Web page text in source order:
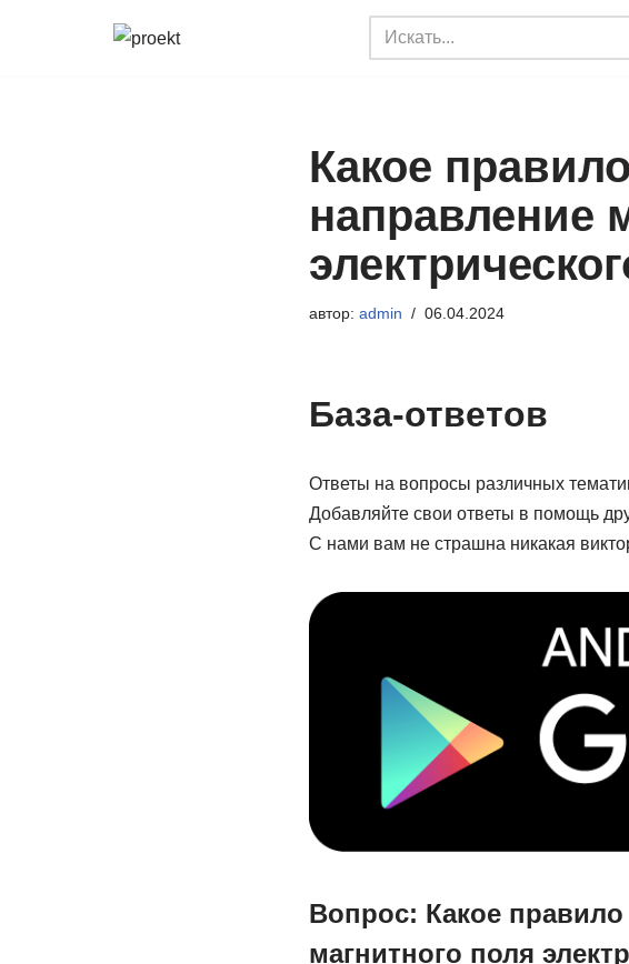
Какое
направление
автор: admin 06.04.2024
База-ответов
Ответы на вопросы различных
Добавляйте свои ответы в помощь
С нами вам не страшна никакая
Вопрос: Какое
магнитного поля